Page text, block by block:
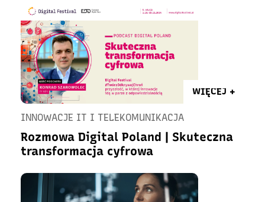
WIĘCEJ +
INNOWACJE IT I TELEKOMUNIKACJA
Rozmowa Digital Poland | Skuteczna
transformacja cyfrowa